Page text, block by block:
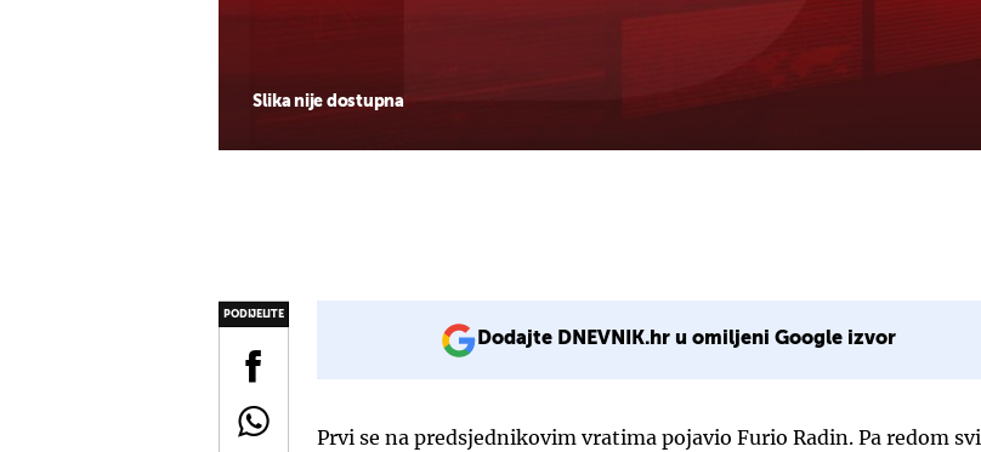
Slika nije dostupna
PODIJELITE
Dodajte DNEVNIK.hr u omiljeni Google izvor
Prvi se na predsjednikovim vratima pojavio Furio Radin. Pa redom svi